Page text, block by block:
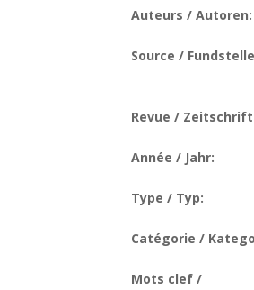
Auteurs / Autoren:
Source /
Revue /
Année / Jahr:
Type / Typ:
Catégorie /
Mots clef /